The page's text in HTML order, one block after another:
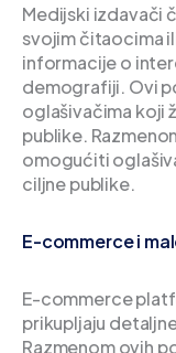
Medijski izdavači
svojim čitaocima
informacije o
demografiji. Ovi
oglašivačima koji
publike.
omogućiti
ciljne publike.
E-commerce i
E-commerce
prikupljaju
Razmenom ovih